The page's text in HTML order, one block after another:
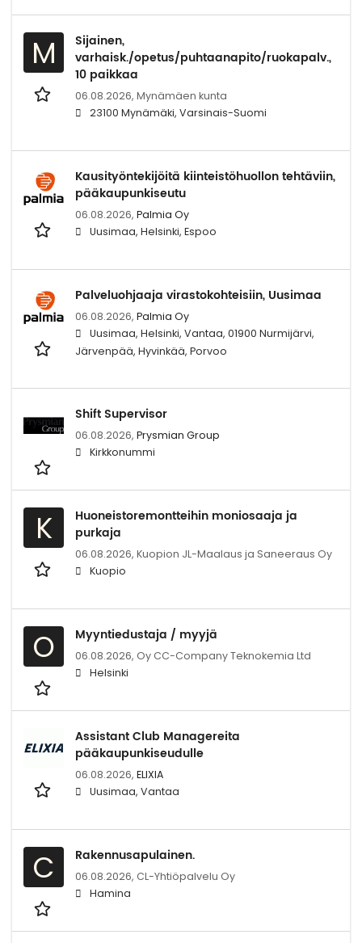
M
Sijainen,
varhaisk./opetus/puhtaanapito/ruokapalv.,
10 paikkaa
06.08.2026, Mynämäen kunta
23100 Mynämäki, Varsinais-Suomi
Kausityöntekijöitä kiinteistöhuollon tehtäviin,
pääkaupunkiseutu
06.08.2026, Palmia Oy
Uusimaa, Helsinki, Espoo
Palveluohjaaja virastokohteisiin, Uusimaa
06.08.2026, Palmia Oy
Uusimaa, Helsinki, Vantaa, 01900 Nurmijärvi,
Järvenpää, Hyvinkää, Porvoo
Shift Supervisor
06.08.2026, Prysmian Group
Kirkkonummi
K
Huoneistoremontteihin moniosaaja ja
purkaja
06.08.2026, Kuopion JL-Maalaus ja Saneeraus Oy
Kuopio
O Myyntiedustaja / myyjä
06.08.2026, Oy CC-Company Teknokemia Ltd
Helsinki
Assistant Club Managereita
pääkaupunkiseudulle
06.08.2026, ELIXIA
Uusimaa, Vantaa
C Rakennusapulainen.
06.08.2026, CL-Yhtiöpalvelu Oy
Hamina